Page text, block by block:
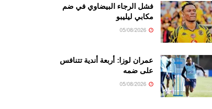
فشل الرجاء البيضاوي في ضم
مكابي ليليبو
عمران لوزا: أربعة أندية تتنافس
على ضمه